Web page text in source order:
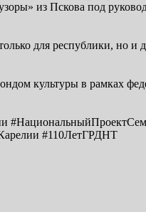
из Пскова под
для республики, но и
культуры в рамках
#110ЛетГРДНТ